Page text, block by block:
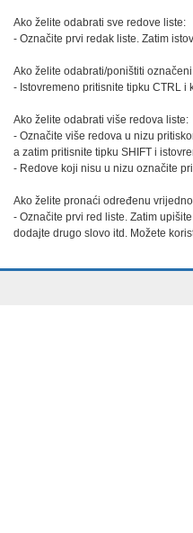
Ako želite odabrati sve redove liste:
- Označite prvi redak liste. Zatim
Ako želite odabrati/poništiti
- Istovremeno pritisnite tipku CTRL
Ako želite odabrati više redova liste:
- Označite više redova u nizu
a zatim pritisnite tipku SHIFT i
- Redove koji nisu u nizu označite
Ako želite pronaći određenu
- Označite prvi red liste. Zatim
dodajte drugo slovo itd. Možete